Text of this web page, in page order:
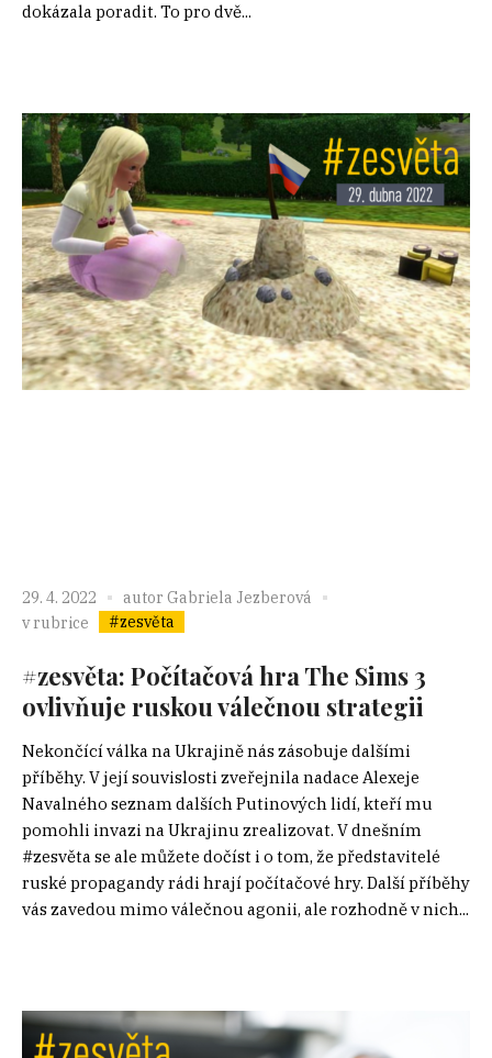
dokázala poradit. To pro dvě...
29. 4. 2022 autor Gabriela Jezberová
v rubrice
#zesvěta
#zesvěta: Počítačová hra The Sims 3
ovlivňuje ruskou válečnou strategii
Nekončící válka na Ukrajině nás zásobuje dalšími
příběhy. V její souvislosti zveřejnila nadace Alexeje
Navalného seznam dalších Putinových lidí, kteří mu
pomohli invazi na Ukrajinu zrealizovat. V dnešním
#zesvěta se ale můžete dočíst i o tom, že představitelé
ruské propagandy rádi hrají počítačové hry. Další příběhy
vás zavedou mimo válečnou agonii, ale rozhodně v nich...